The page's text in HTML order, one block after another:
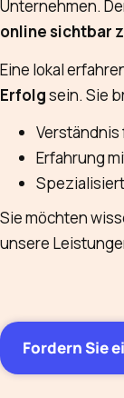
Unternehmen.
online sichtbar
Eine lokal
Erfolgsein. Sie
Erfahrung
Sie möchten
unsere
Fordern Sie